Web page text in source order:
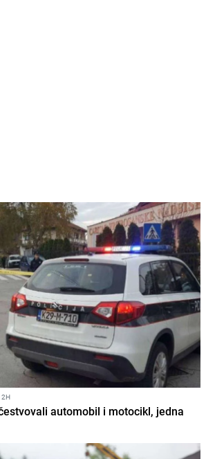
2H
automobil i motocikl, jedna